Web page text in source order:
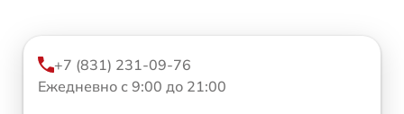
+7 (831) 231-09-76
Ежедневно с 9:00 до 21:00